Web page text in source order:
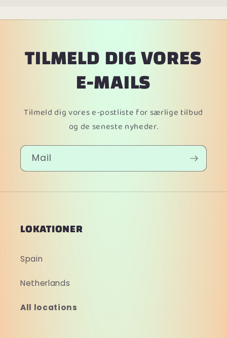
TILMELD DIG VORES
E-MAILS
Tilmeld dig vores e-postliste for særlige tilbud
og de seneste nyheder.
Mail
LOKATIONER
Spain
Netherlands
All locations